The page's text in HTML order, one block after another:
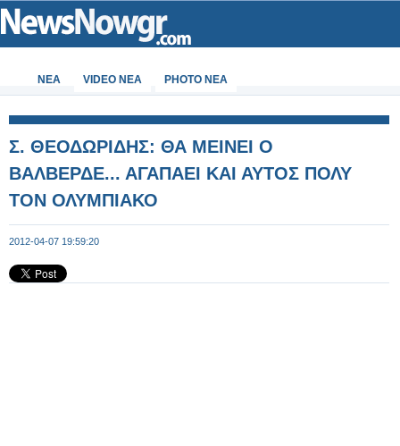
ΝΕΑ VIDEO NEA PHOTO NEA
Σ. ΘΕΟΔΩΡΙΔΗΣ: ΘΑ ΜΕΙΝΕΙ Ο
ΒΑΛΒΕΡΔΕ... ΑΓΑΠΑΕΙ ΚΑΙ ΑΥΤΟΣ ΠΟΛΥ
ΤΟΝ ΟΛΥΜΠΙΑΚΟ
2012-04-07 19:59:20